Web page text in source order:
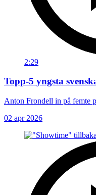
2:29
Topp-5 yngsta
Anton Frondell in på femte
02 apr 2026